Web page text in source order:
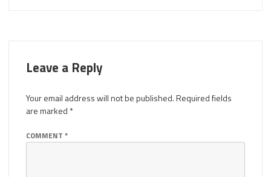
Leave a Reply
Your email address will not be published.Required fields
are marked *
COMMENT *